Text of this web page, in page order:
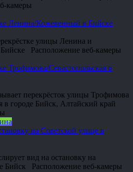
камеры
Ленина/Кожевенный в Бийске
улицы Ленина и
Расположение веб-камеры
Трофимова/Севастопольская в
перекрёсток улицы Трофимова
в городе Бийск, Алтайский край
на Советской улице в
вид на остановку на
Бийск Расположение веб-камеры